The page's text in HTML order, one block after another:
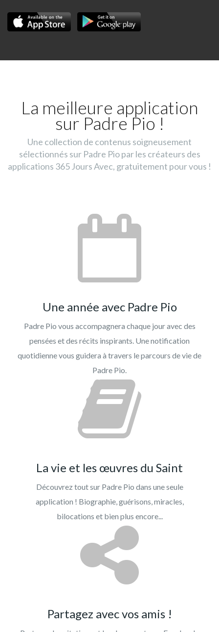
La meilleure application
sur Padre Pio !
Une collection de contenus soigneusement
sélectionnés sur Padre Pio par les créateurs des
applications 365 Jours Avec, gratuitement pour vous !
Une année avec Padre Pio
Padre Pio vous accompagnera chaque jour avec des
pensées et des récits inspirants. Une notification
quotidienne vous guidera à travers le parcours de vie de
Padre Pio.
La vie et les œuvres du Saint
Découvrez tout sur Padre Pio dans une seule
application ! Biographie, guérisons, miracles,
bilocations et bien plus encore...
Partagez avec vos amis !